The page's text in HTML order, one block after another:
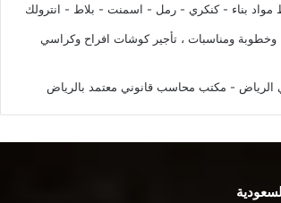
بناء - كنكري - رمل - اسمنت - بلاط - انترولك
وخطوبة ومناسبات ، تأجير كوشات افراح وكراسي
- مكتب محاسب قانوني معتمد بالرياض